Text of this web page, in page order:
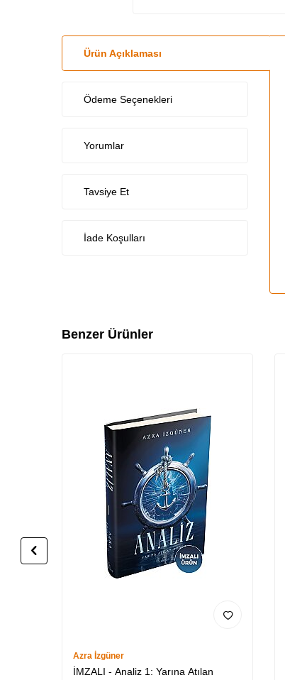
Ürün Açıklaması
Ödeme Seçenekleri
Yorumlar
Tavsiye Et
İade Koşulları
Benzer Ürünler
Azra İzgüner
İMZALI - Analiz 1: Yarına Atılan